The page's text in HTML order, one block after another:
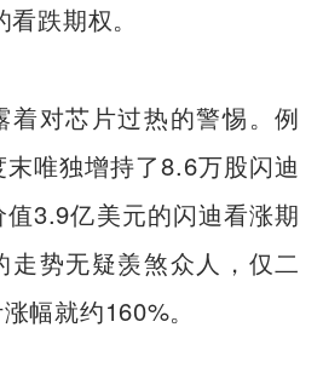
跌期权。
着对芯片过热的警惕。例
唯独增持了8.6万股闪迪
3.9亿美元的闪迪看涨期
走势无疑羡煞众人，仅二
幅就约160%。